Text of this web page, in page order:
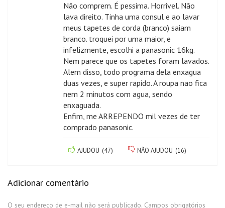
Não comprem. É pessima. Horrivel. Não
lava direito. Tinha uma consul e ao lavar
meus tapetes de corda (branco) saiam
branco. troquei por uma maior, e
infelizmente, escolhi a panasonic 16kg.
Nem parece que os tapetes foram lavados.
Alem disso, todo programa dela enxagua
duas vezes, e super rapido. A roupa nao fica
nem 2 minutos com agua, sendo
enxaguada.
Enfim, me ARREPENDO mil vezes de ter
comprado panasonic.
AJUDOU (47) NÃO AJUDOU (16)
Adicionar comentário
O seu endereço de e-mail não será publicado. Campos obrigatórios